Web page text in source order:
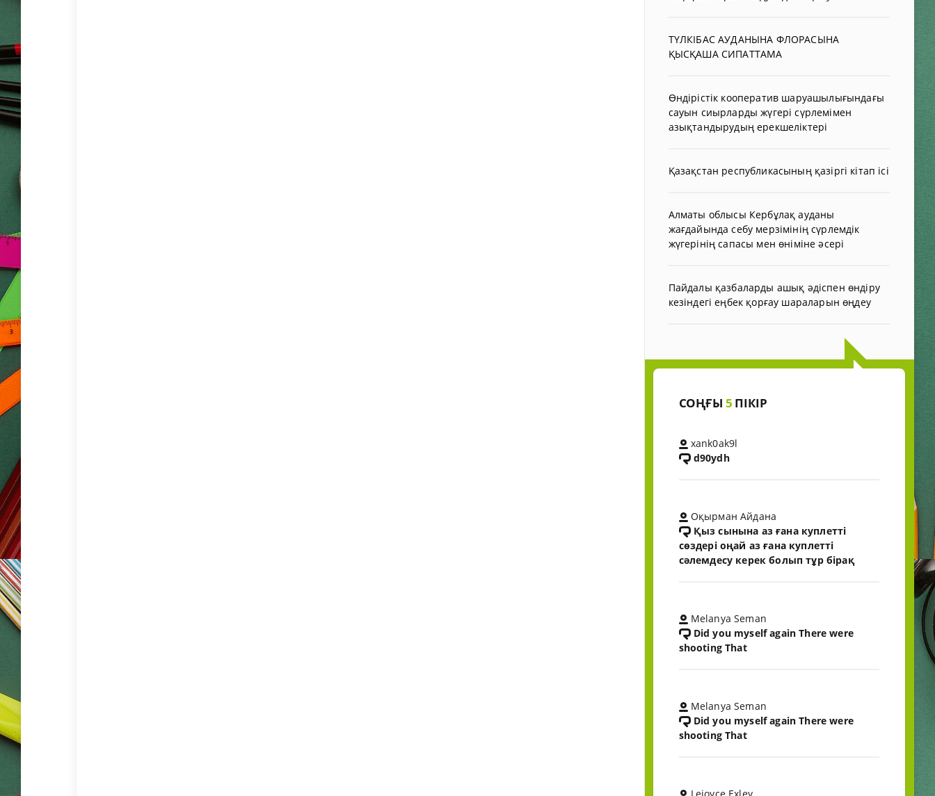
ТҮЛКІБАС АУДАНЫНА ФЛОРАСЫНА
ҚЫСҚАША СИПАТТАМА
Өндірістік кооператив шаруашылығындағы
сауын сиырларды жүгері сүрлемімен
азықтандырудың ерекшеліктері
Қазақстан республикасының қазіргі кітап ісі
Алматы облысы Кербұлақ ауданы
жағдайында себу мерзімінің сүрлемдік
жүгерінің сапасы мен өніміне әсері
Пайдалы қазбаларды ашық әдіспен өндіру
кезіндегі еңбек қорғау шараларын өңдеу
СОҢҒЫ 5 ПІКІР
xank0ak9l
d90ydh
Оқырман Айдана
Қыз сынына аз ғана куплетті
сөздері оңай аз ғана куплетті
сәлемдесу керек болып тұр бірақ
Melanya Seman
Did you myself again There were
shooting That
Melanya Seman
Did you myself again There were
shooting That